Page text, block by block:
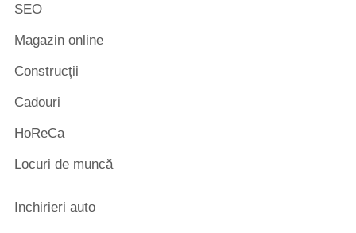
SEO
Magazin online
Construcții
Cadouri
HoReCa
Locuri de muncă
Inchirieri auto